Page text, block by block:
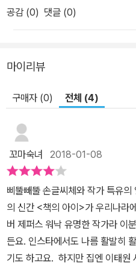
공감 (0) 댓글 (0)
마이리뷰
구매자 (0) 전체 (4)
꼬마숙녀 2018-01-08
삐뚤빼뚤 손글씨체와 작가 특유
의 신간 <책의 아이>가 우리나라
버 제퍼스 워낙 유명한 작가라 이
든요. 인스타에서도 나름 활발히
기도 하고요. 하지만 집엔 이태